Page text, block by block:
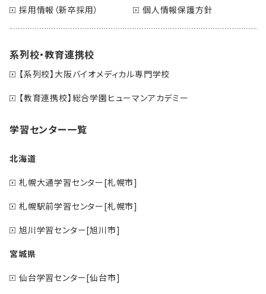
採用情報（新卒採用） 個人情報保護方針
系列校・教育連携校
【系列校】大阪バイオメディカル専門学校
【教育連携校】総合学園ヒューマンアカデミー
学習センター一覧
北海道
札幌大通学習センター[札幌市]
札幌駅前学習センター[札幌市]
旭川学習センター[旭川市]
宮城県
仙台学習センター[仙台市]